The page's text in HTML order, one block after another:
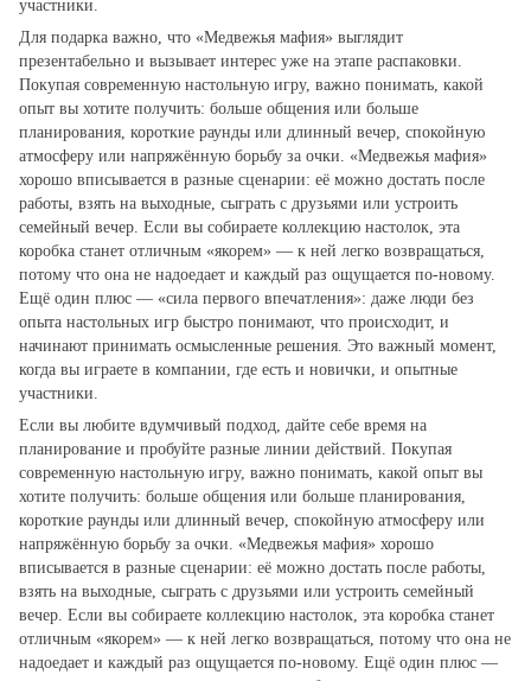
участники.
Для подарка важно, что «Медвежья мафия» выглядит
презентабельно и вызывает интерес уже на этапе распаковки.
Покупая современную настольную игру, важно понимать, какой
опыт вы хотите получить: больше общения или больше
планирования, короткие раунды или длинный вечер, спокойную
атмосферу или напряжённую борьбу за очки. «Медвежья мафия»
хорошо вписывается в разные сценарии: её можно достать после
работы, взять на выходные, сыграть с друзьями или устроить
семейный вечер. Если вы собираете коллекцию настолок, эта
коробка станет отличным «якорем» — к ней легко возвращаться,
потому что она не надоедает и каждый раз ощущается по‑новому.
Ещё один плюс — «сила первого впечатления»: даже люди без
опыта настольных игр быстро понимают, что происходит, и
начинают принимать осмысленные решения. Это важный момент,
когда вы играете в компании, где есть и новички, и опытные
участники.
Если вы любите вдумчивый подход, дайте себе время на
планирование и пробуйте разные линии действий. Покупая
современную настольную игру, важно понимать, какой опыт вы
хотите получить: больше общения или больше планирования,
короткие раунды или длинный вечер, спокойную атмосферу или
напряжённую борьбу за очки. «Медвежья мафия» хорошо
вписывается в разные сценарии: её можно достать после работы,
взять на выходные, сыграть с друзьями или устроить семейный
вечер. Если вы собираете коллекцию настолок, эта коробка станет
отличным «якорем» — к ней легко возвращаться, потому что она не
надоедает и каждый раз ощущается по‑новому. Ещё один плюс —